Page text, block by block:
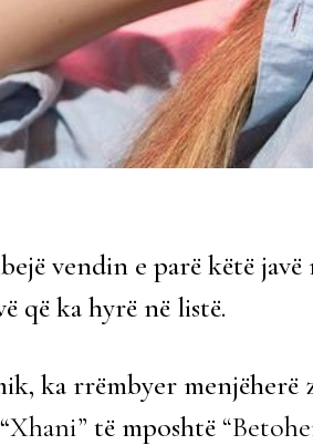
vendin e parë këtë javë
që ka hyrë në listë.
ka rrëmbyer menjëherë
Xhani” të mposhtë